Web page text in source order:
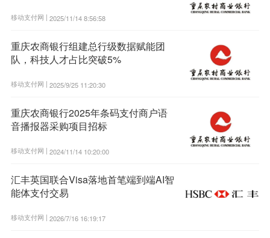
移动支付网 | 2025/11/14 8:56:58
重庆农商银行组建总行级数据赋能团
队，科技人才占比突破5%
移动支付网 | 2025/9/25 11:20:30
重庆农商银行2025年条码支付商户语
音播报器采购项目招标
移动支付网 | 2024/11/14 10:20:00
汇丰英国联合Visa落地首笔端到端AI智
能体支付交易
移动支付网 | 2026/7/16 16:19:17